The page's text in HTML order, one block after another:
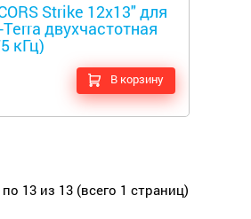
Strike 12x13" для
двухчастотная
кГц)
В корзину
13 из 13 (всего 1 страниц)